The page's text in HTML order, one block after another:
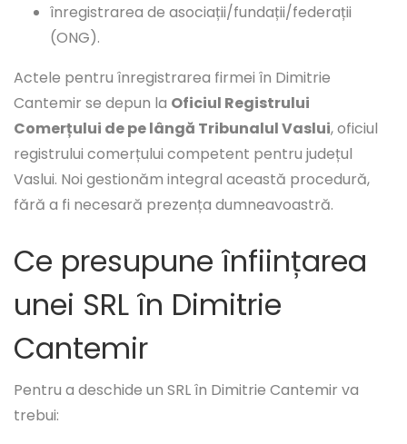
înregistrarea de asociații/fundații/federații
(ONG).
Actele pentru înregistrarea firmei în Dimitrie
Cantemir se depun la Oficiul Registrului
Comerțului de pe lângă Tribunalul Vaslui, oficiul
registrului comerțului competent pentru județul
Vaslui. Noi gestionăm integral această procedură,
fără a fi necesară prezența dumneavoastră.
Ce presupune înființarea
unei SRL în Dimitrie
Cantemir
Pentru a deschide un SRL în Dimitrie Cantemir va
trebui: